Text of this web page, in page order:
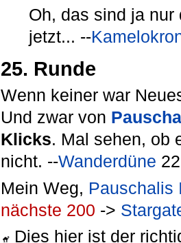
Oh, das sind ja
jetzt... --
25. Runde
Wenn keiner war
Und zwar von
Klicks. Mal sehen, ob
nicht. --Wanderdüne
Mein Weg, Pauschalis
nächste 200 ->
Dies hier ist der